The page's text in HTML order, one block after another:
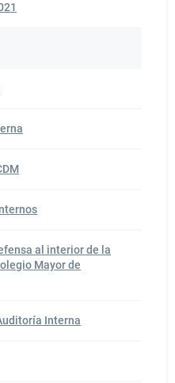
al interior de la
Mayor de
Interna